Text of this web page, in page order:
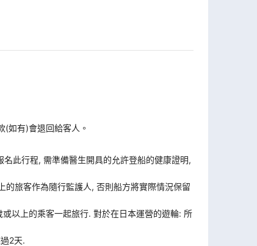
如有)會退回給客人。
此行程, 需準備醫生開具的允許登船的健康證明,
旅客作為隨行監護人, 否則船方將實際情況保留
以上的乘客一起旅行. 對於在日本運營的遊輪: 所
2天.